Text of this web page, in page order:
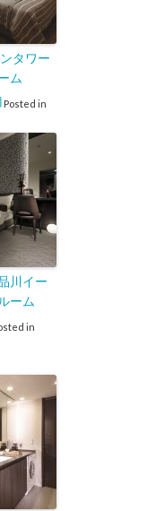
タワー
ム
Posted in
川イー
ーム
in